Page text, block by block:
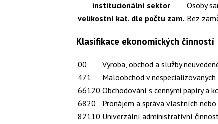
institucionální sektor
Osoby
velikostní kat. dle počtu zam. Bez
Klasifikace ekonomických činností
00
Výroba, obchod a služby
471
Maloobchod v nespecializovaných
66120 Obchodování s cennými papíry a
6820
Pronájem a správa vlastních
82110 Univerzální administrativní